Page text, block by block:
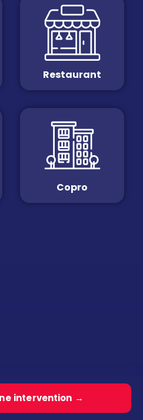
Restaurant
Copro
intervention →